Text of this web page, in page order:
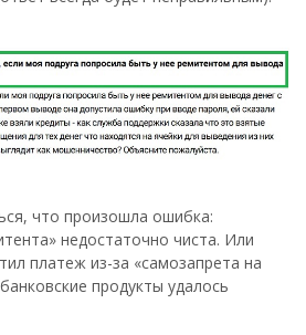
что произошла ошибка:
недостаточно чиста. Или
платеж из-за «самозапрета на
продукты удалось